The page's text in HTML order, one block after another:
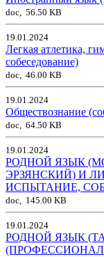
doc, 56.50 KB
19.01.2024
Легкая атлетика,
собеседование)
doc, 46.00 KB
19.01.2024
Обществознание
doc, 64.50 KB
19.01.2024
РОДНОЙ ЯЗЫК
ЭРЗЯНСКИЙ) И
ИСПЫТАНИЕ,
doc, 145.00 KB
19.01.2024
РОДНОЙ ЯЗЫК